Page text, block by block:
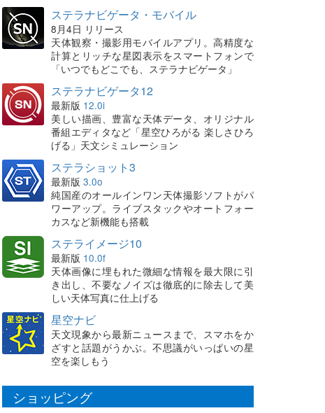
ステラナビゲータ・モバイル
8月4日 リリース
天体観察・撮影用モバイルアプリ。高精度な
計算とリッチな星図表示をスマートフォンで
「いつでもどこでも、ステラナビゲータ」
ステラナビゲータ12
最新版 12.0i
美しい描画、豊富な天体データ、オリジナル
番組エディタなど「星空ひろがる 楽しさひろ
げる」天文シミュレーション
ステラショット3
最新版 3.0o
純国産のオールインワン天体撮影ソフトがパ
ワーアップ。ライブスタックやオートフォー
カスなど新機能も搭載
ステライメージ10
最新版 10.0f
天体画像に埋もれた微細な情報を最大限に引
き出し、不要なノイズは徹底的に除去して美
しい天体写真に仕上げる
星空ナビ
天文現象から最新ニュースまで、スマホをか
ざすと話題がうかぶ。不思議がいっぱいの星
空を楽しもう
ショッピング